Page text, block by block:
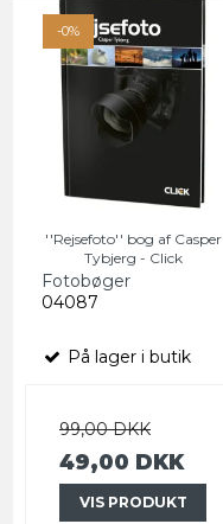
-0%
''Rejsefoto'' bog af Casper
Tybjerg - Click
Fotobøger
04087
På lager i butik
99,00 DKK
49,00 DKK
VIS PRODUKT